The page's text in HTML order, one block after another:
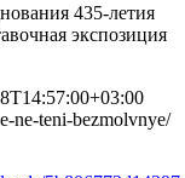
435-летия
экспозиция
ne-teni-bezmolvnye/